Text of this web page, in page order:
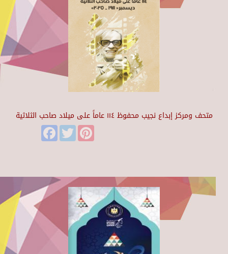
متحف ومركز إبداع نجيب محفوظ ١١٤ عاماً على ميلاد صاحب الثلاثية
FacebookTwitter